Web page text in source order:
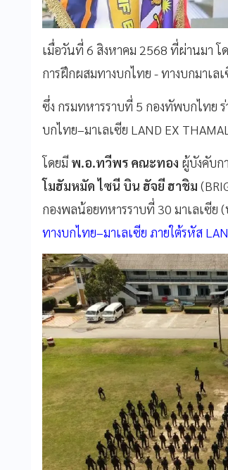
เมื่อวันที่ 6 สิงหาคม 2568 ที่ผ่านมา
การฝึกผสมทางบกไทย - ทางบกมาเล
ซึ่ง กรมทหารราบที่ 5 กองทัพบกไทย
บกไทย–มาเลเซีย LAND EX THAMAL
โดยมี พ.อ.ทวีพร คณะทอง ผู้บังคับก
โมฮัมหมัด ไซนี บิน ฮัจยี ฮาชิม
กองพลน้อยทหารราบที่ 30 มาเลเซีย (
ทางบกไทย–มาเลเซีย ภายใต้รหัส